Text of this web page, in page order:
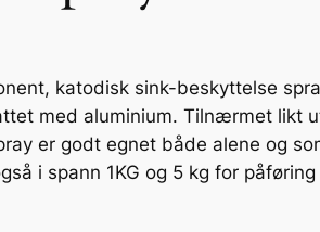
katodisk sink-beskyttelse
med aluminium. Tilnærmet likt
er godt egnet både alene og
i spann 1KG og 5 kg for